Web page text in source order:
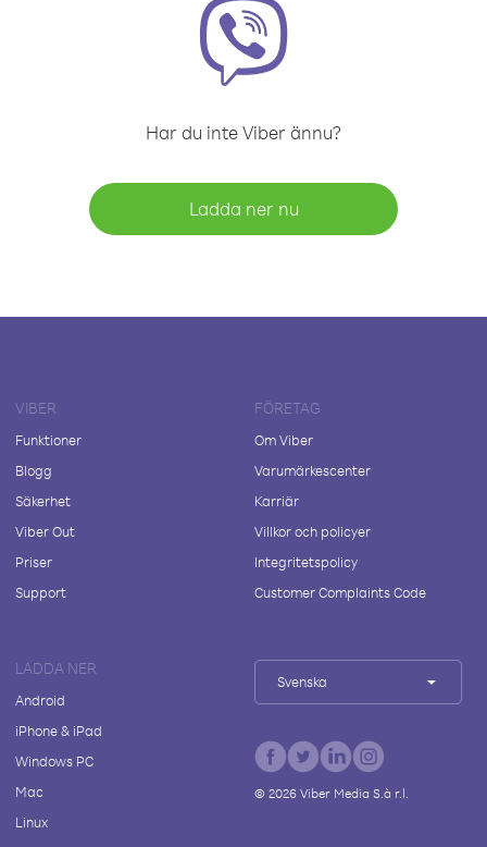
Har du inte Viber ännu?
Ladda ner nu
VIBER
Funktioner
Blogg
Säkerhet
Viber Out
Priser
Support
FÖRETAG
Om Viber
Varumärkescenter
Karriär
Villkor och policyer
Integritetspolicy
Customer Complaints Code
LADDA NER
Android
iPhone & iPad
Windows PC
Mac
Linux
Svenska
© 2026Viber Media S.à r.l.